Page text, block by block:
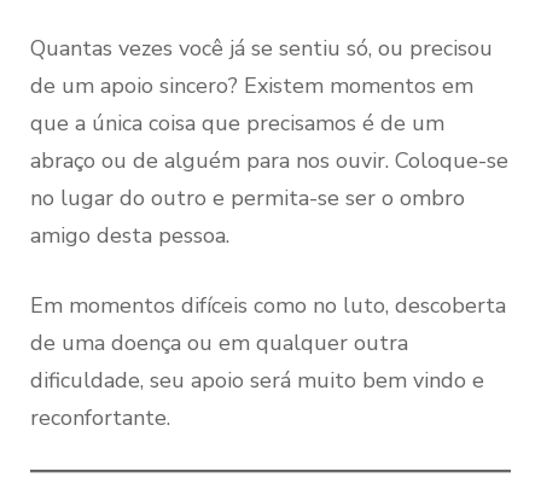
Quantas vezes você já se sentiu só, ou precisou
de um apoio sincero? Existem momentos em
que a única coisa que precisamos é de um
abraço ou de alguém para nos ouvir. Coloque-se
no lugar do outro e permita-se ser o ombro
amigo desta pessoa.
Em momentos difíceis como no luto, descoberta
de uma doença ou em qualquer outra
dificuldade, seu apoio será muito bem vindo e
reconfortante.